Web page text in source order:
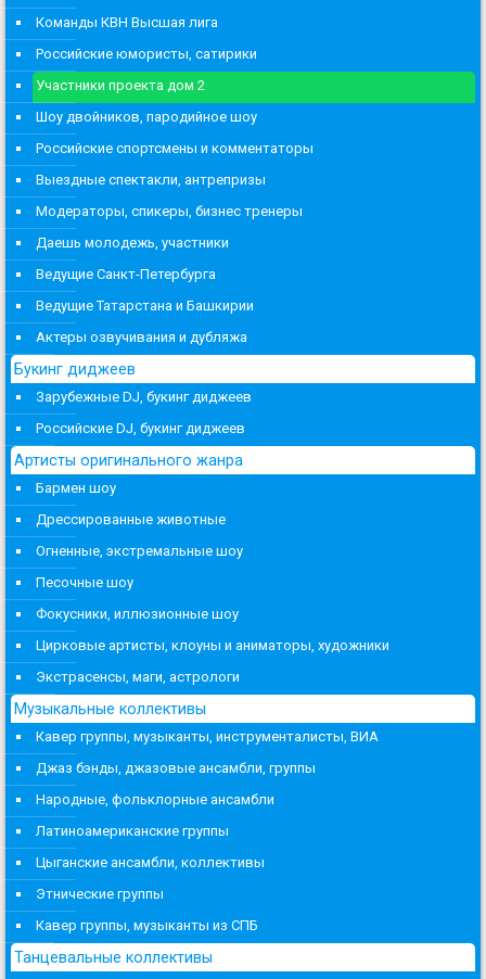
Команды КВН Высшая лига
Российские юмористы, сатирики
Участники проекта дом 2
Шоу двойников, пародийное шоу
Российские спортсмены и комментаторы
Выездные спектакли, антрепризы
Модераторы, спикеры, бизнес тренеры
Даешь молодежь, участники
Ведущие Санкт-Петербурга
Ведущие Татарстана и Башкирии
Актеры озвучивания и дубляжа
Букинг диджеев
Зарубежные DJ, букинг диджеев
Российские DJ, букинг диджеев
Артисты оригинального жанра
Бармен шоу
Дрессированные животные
Огненные, экстремальные шоу
Песочные шоу
Фокусники, иллюзионные шоу
Цирковые артисты, клоуны и аниматоры, художники
Экстрасенсы, маги, астрологи
Музыкальные коллективы
Кавер группы, музыканты, инструменталисты, ВИА
Джаз бэнды, джазовые ансамбли, группы
Народные, фольклорные ансамбли
Латиноамериканские группы
Цыганские ансамбли, коллективы
Этнические группы
Кавер группы, музыканты из СПБ
Танцевальные коллективы